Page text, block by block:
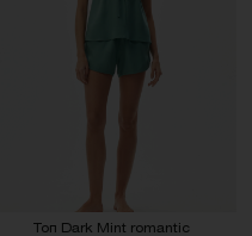
Топ Dark Mint romantic